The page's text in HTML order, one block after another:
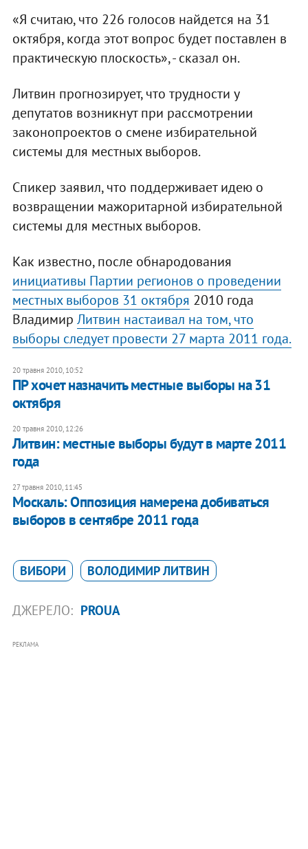
«Я считаю, что 226 голосов найдется на 31
октября, когда этот вопрос будет поставлен в
практическую плоскость», - сказал он.
Литвин прогнозирует, что трудности у
депутатов возникнут при рассмотрении
законопроектов о смене избирательной
системы для местных выборов.
Спикер заявил, что поддерживает идею о
возвращении мажоритарной избирательной
системы для местных выборов.
Как известно, после обнародования
инициативы Партии регионов о проведении
местных выборов 31 октября 2010 года
Владимир Литвин настаивал на том, что
выборы следует провести 27 марта 2011 года.
20 травня 2010, 10:52
ПР хочет назначить местные выборы на 31
октября
20 травня 2010, 12:26
Литвин: местные выборы будут в марте 2011
года
27 травня 2010, 11:45
Москаль: Оппозиция намерена добиваться
выборов в сентябре 2011 года
ВИБОРИ ВОЛОДИМИР ЛИТВИН
ДЖЕРЕЛО: PROUA
РЕКЛАМА